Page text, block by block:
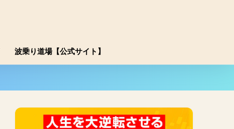
波乗り道場【公式サイト】